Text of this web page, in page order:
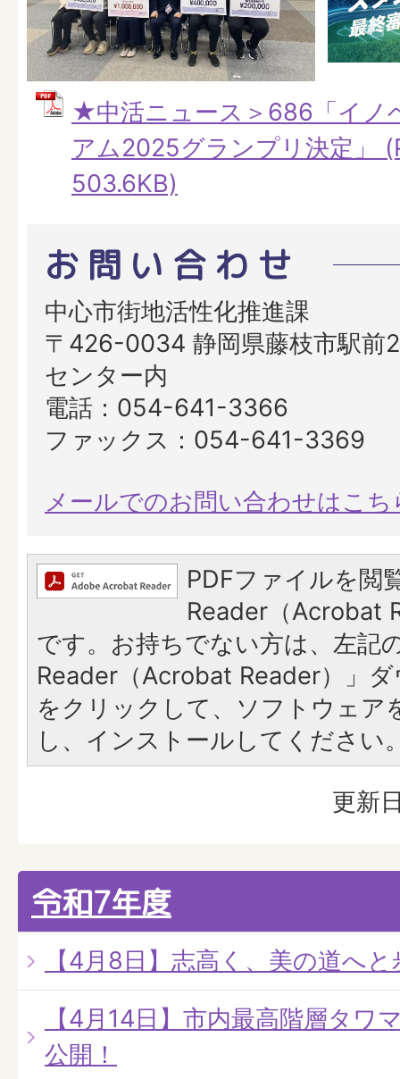
★中活ニュース＞686「イノ
アム2025グランプリ決定」
503.6KB)
お問い合わせ
中心市街地活性化推進課
〒426-0034 静岡県藤枝市駅前
センター内
電話：054-641-3366
ファックス：054-641-3369
メールでのお問い合わせはこち
PDFファイルを閲
Reader（Acrobat
です。お持ちでない方は、左記
Reader（Acrobat Reader）」
をクリックして、ソフトウェア
し、インストールしてください
更新
令和7年度
【4月8日】志高く、美の道へ
【4月14日】市内最高階層タワ
公開！